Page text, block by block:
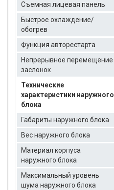
Съемная лицевая панель
Быстрое охлаждение/
обогрев
Функция авторестарта
Непрерывное перемещение
заслонок
Технические
характеристики наружного
блока
Габариты наружного блока
Вес наружного блока
Материал корпуса
наружного блока
Максимальный уровень
шума наружного блока